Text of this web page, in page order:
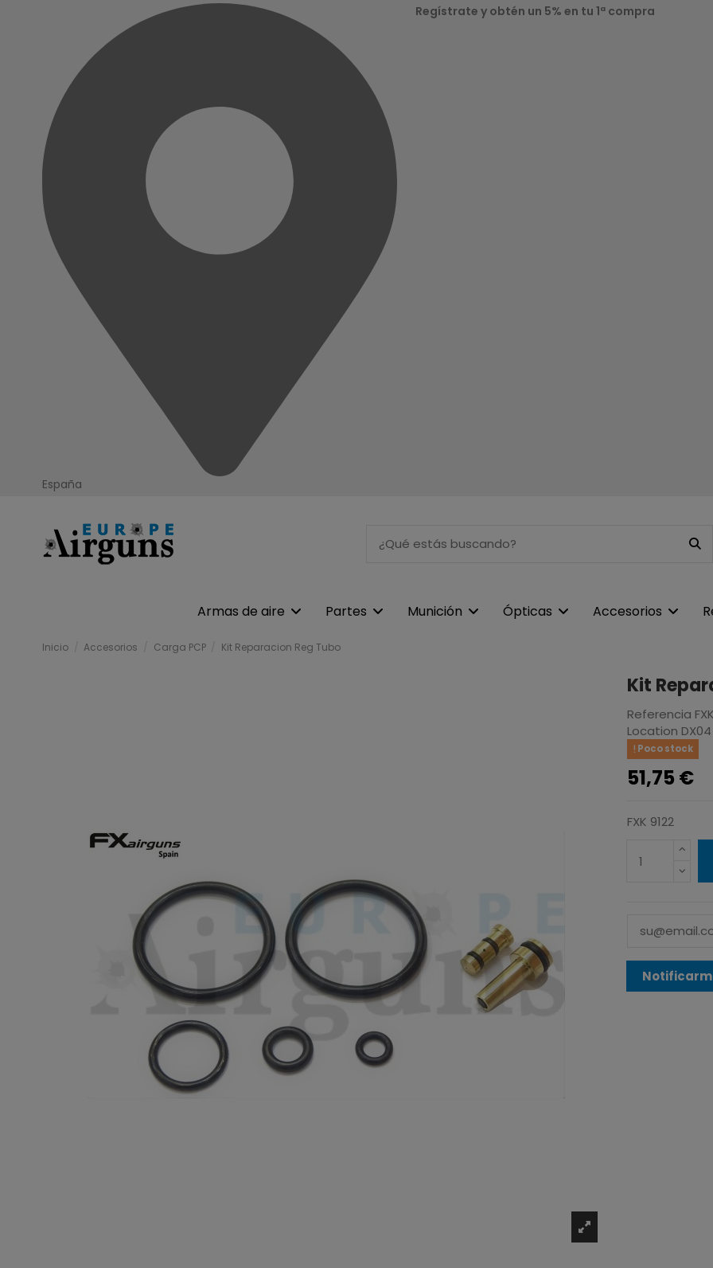
España
Regístrate y obtén un 5% en tu 1ª compra
Armas de aire Partes Munición Ópticas Accesorios
Inicio Accesorios Carga PCP Kit Reparacion Reg Tubo
Kit
Referencia
Location DX04
Poco stock
51,75 €
FXK 9122